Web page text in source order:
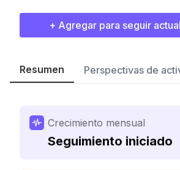
+ Agregar para seguir
Resumen Perspectivas de
Crecimiento mensual
Seguimiento iniciado